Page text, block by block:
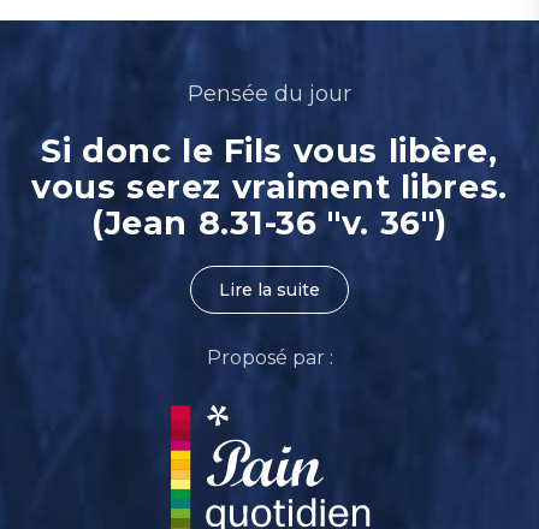
Pensée du jour
Si donc le Fils vous libère,
vous serez vraiment libres.
(Jean 8.31-36 "v. 36")
Lire la suite
Proposé par :